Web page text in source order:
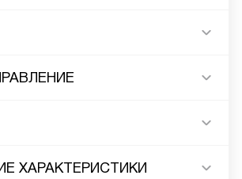
ХАРАКТЕРИСТИКИ